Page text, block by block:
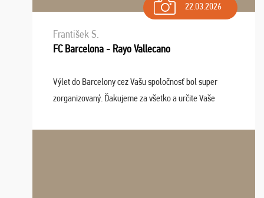
22.03.2026
František S.
FC Barcelona - Rayo Vallecano
Výlet do Barcelony cez Vašu spoločnosť bol super
zorganizovaný. Ďakujeme za všetko a určite Vaše